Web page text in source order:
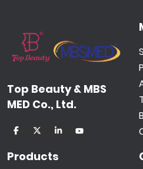
Top Beauty & MBS
MED Co., Ltd.
Products